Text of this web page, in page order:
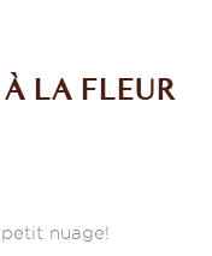
LA FLEUR
nuage!